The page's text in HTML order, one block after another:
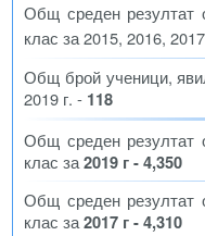
Общ среден
клас за 2015, 2016,
Общ брой ученици,
2019 г. - 118
Общ среден
клас за2019 г - 4,350
Общ среден
клас за2017 г - 4,310